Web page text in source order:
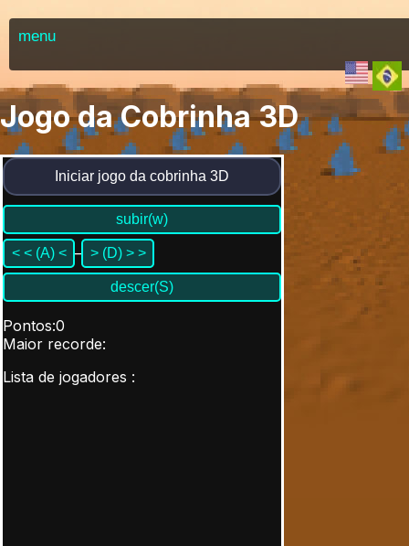
menu
Jogo da Cobrinha 3D
Iniciar jogo da cobrinha 3D
subir(w)
< < (A) < > (D) > >
descer(S)
Pontos:0
Maior recorde:
Lista de jogadores :